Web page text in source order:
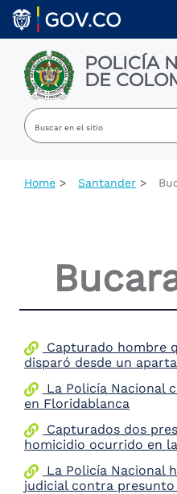
Skip to main content
POLICÍA
DE
Home Santander
Capturado hombre
disparó desde un
La Policía Nacional
en Floridablanca
Capturados dos
homicidio ocurrido en
La Policía Nacional
judicial contra